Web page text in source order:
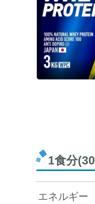
1食分(30
エネルギー